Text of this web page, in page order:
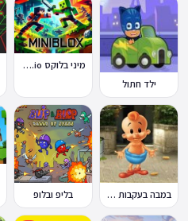
ילד חתול
מיני בלוקס Miniblox.io
במבה בעקבות החטיף החטוף 2 בליפ ובלופ